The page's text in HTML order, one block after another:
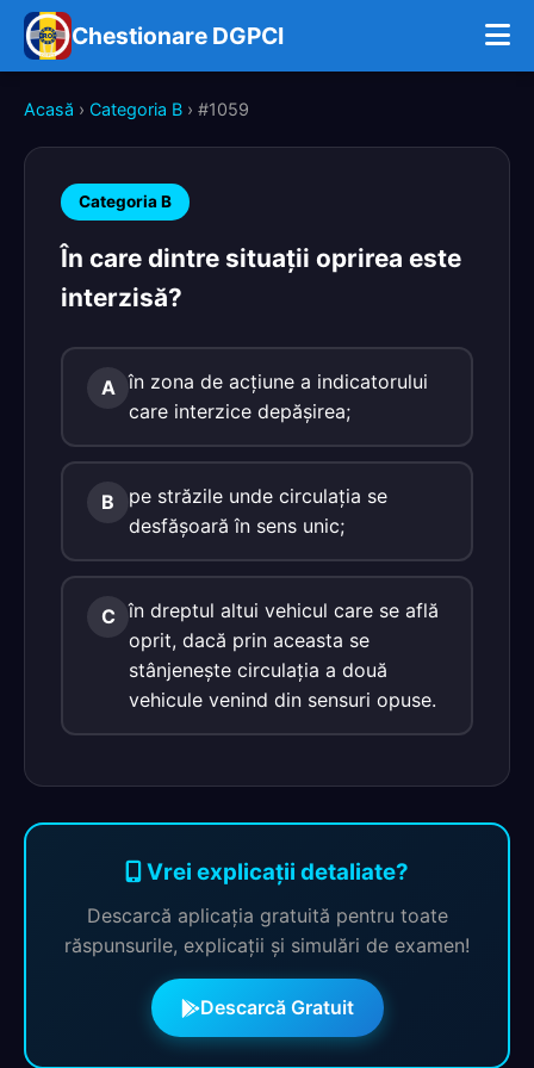
Chestionare DGPCI
Acasă › Categoria B › #1059
Categoria B
În care dintre situaţii oprirea este
interzisă?
A în zona de acţiune a indicatorului
care interzice depăşirea;
B
pe străzile unde circulaţia se
desfăşoară în sens unic;
C în dreptul altui vehicul care se află
oprit, dacă prin aceasta se
stânjeneşte circulaţia a două
vehicule venind din sensuri opuse.
Vrei explicații detaliate?
Descarcă aplicația gratuită pentru toate
răspunsurile, explicații și simulări de examen!
Descarcă Gratuit